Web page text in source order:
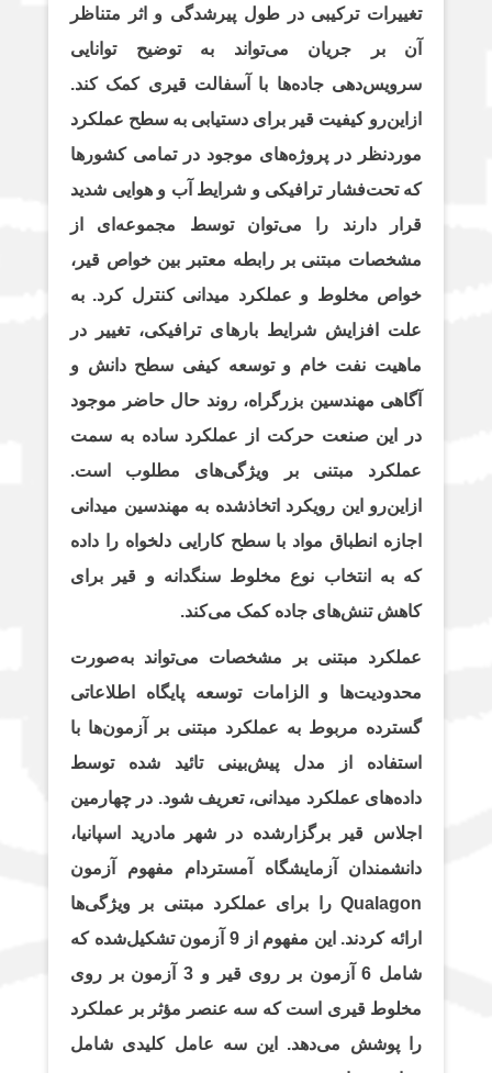
تغییرات ترکیبی در طول پیرشدگی و اثر متناظر
آن بر جریان می‌تواند به توضیح توانایی
سرویس‌دهی جاده‌ها با آسفالت قیری کمک کند.
ازاین‌رو کیفیت قیر برای دستیابی به سطح عملکرد
موردنظر در پروژه‌های موجود در تمامی کشورها
که تحت‌فشار ترافیکی و شرایط آب و هوایی شدید
قرار دارند را می‌توان توسط مجموعه‌ای از
مشخصات مبتنی بر رابطه معتبر بین خواص قیر،
خواص مخلوط و عملکرد میدانی کنترل کرد.به
علت افزایش شرایط بارهای ترافیکی، تغییر در
ماهیت نفت خام و توسعه کیفی سطح دانش و
آگاهی مهندسین بزرگراه، روند حال حاضر موجود
در این صنعت حرکت از عملکرد ساده به سمت
عملکرد مبتنی بر ویژگی‌های مطلوب است.
ازاین‌رو این رویکرد اتخاذشده به مهندسین میدانی
اجازه انطباق مواد با سطح کارایی دلخواه را داده
که به انتخاب نوع مخلوط سنگدانه و قیر برای
کاهش تنش‌های جاده کمک می‌کند.
عملکرد مبتنی بر مشخصات می‌تواند به‌صورت
محدودیت‌ها و الزامات توسعه پایگاه اطلاعاتی
گسترده مربوط به عملکرد مبتنی بر آزمون‌ها با
استفاده از مدل پیش‌بینی تائید شده توسط
داده‌های عملکرد میدانی، تعریف شود. در چهارمین
اجلاس قیر برگزارشده در شهر مادرید اسپانیا،
دانشمندان آزمایشگاه آمستردام مفهوم آزمون
Qualagon را برای عملکرد مبتنی بر ویژگی‌ها
ارائه کردند. این مفهوم از 9 آزمون تشکیل‌شده که
شامل 6 آزمون بر روی قیر و 3 آزمون بر روی
مخلوط قیری است که سه عنصر مؤثر بر عملکرد
را پوشش می‌دهد. این سه عامل کلیدی شامل